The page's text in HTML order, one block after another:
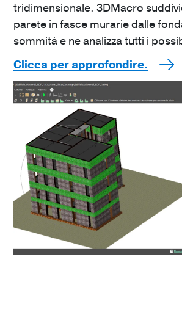
tridimensionale. 3DMacro
parete in fasce murarie dalle
sommità e ne analizza tutti i
Clicca per approfondire.